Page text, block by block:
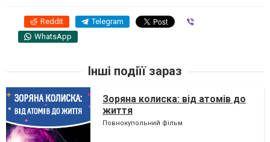
Reddit Telegram
WhatsApp
Інші подіїї зараз
Зоряна колиска: від атомів до
життя
Повнокупольний фільм